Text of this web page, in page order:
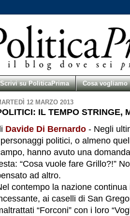
Scrivi su PoliticaPrima Cosa vogliamo
12 MARZO 2013
IL TEMPO STRINGE,
Davide Di Bernardo - Negli
politici, o almeno
hanno avuto una
“Cosa vuole fare Grillo?!”
ad altro.
contempo la nazione
ai caselli di San
“Forconi” con i loro